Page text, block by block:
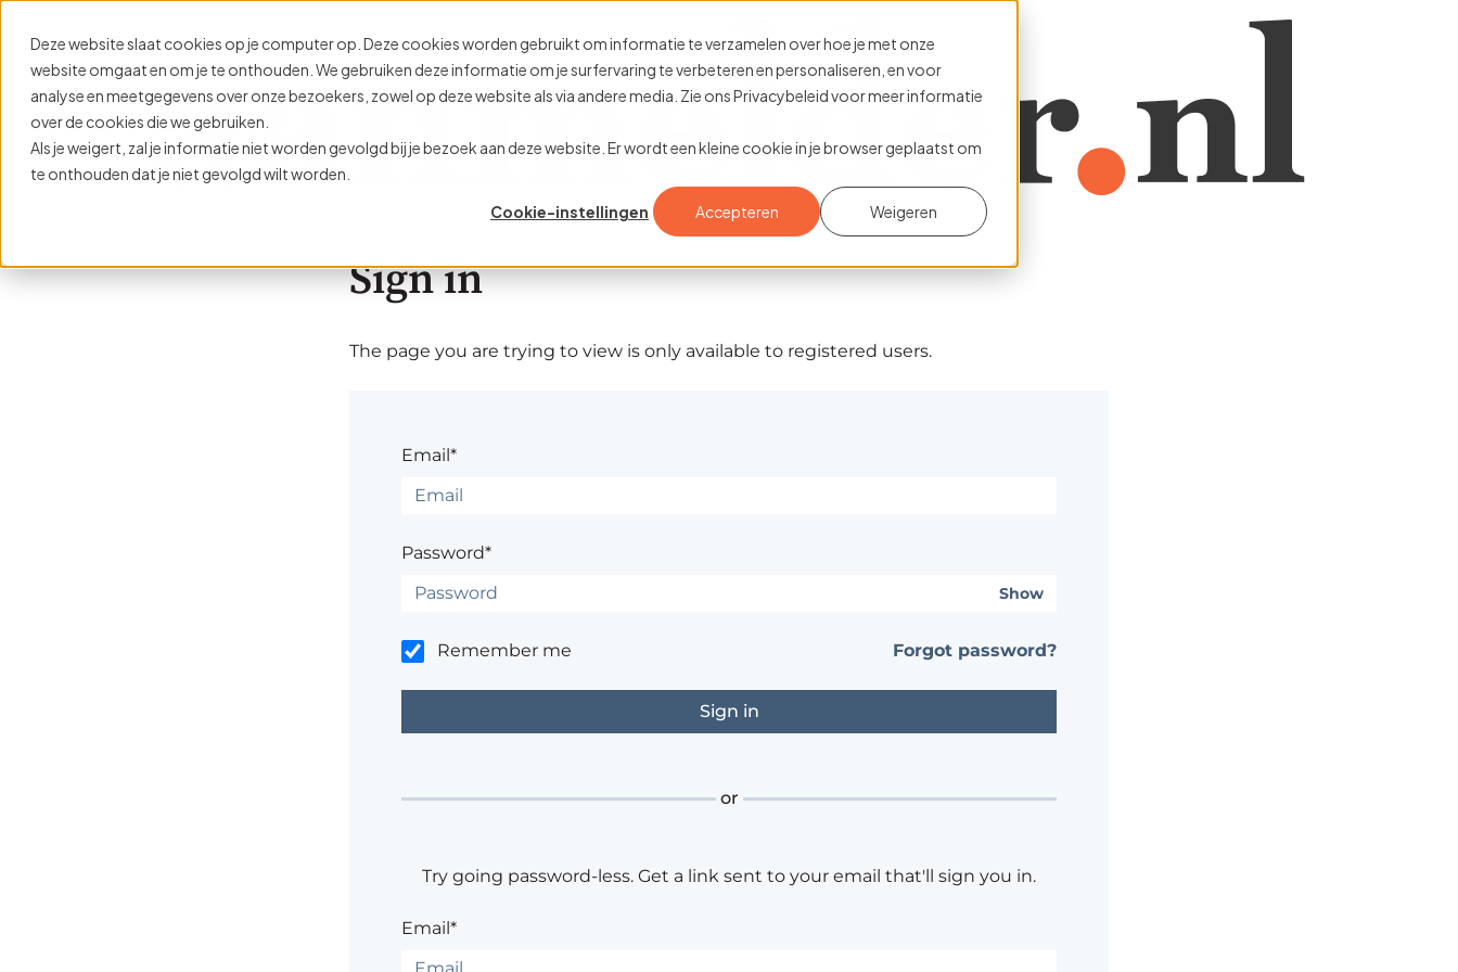
Deze website slaat cookies op je computer op. Deze cookies worden gebruikt om informatie te verzamelen over hoe je met onze
website omgaat en om je te onthouden. We gebruiken deze informatie om je surfervaring te verbeteren en personaliseren, en voor
analyse en meetgegevens over onze bezoekers, zowel op deze website als via andere media. Zie ons Privacybeleid voor meer informatie
over de cookies die we gebruiken.
Als je weigert, zal je informatie niet worden gevolgd bij je bezoek aan deze website. Er wordt een kleine cookie in je browser geplaatst om
te onthouden dat je niet gevolgd wilt worden.
Cookie-instellingen
Accepteren Weigeren
Sign in
The page you are trying to view is only available to registered users.
Email*
Password*
Show
Remember me Forgot password?
or
Try going password-less. Get a link sent to your email that'll sign you in.
Email*